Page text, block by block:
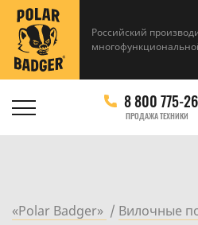
Российский
8 800 775-
ПРОДАЖА ТЕХНИКИ
«Polar Badger» Вилочные